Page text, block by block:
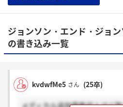
ジョンソン・エンド・ジョ
の書き込み一覧
kvdwfMe5 さん (25卒)